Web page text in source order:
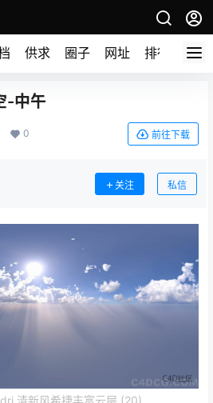
供求 圈子 网址 排行榜
-中午
0 前往下载
关注 私信
清新风希捷丰富云层 (20)